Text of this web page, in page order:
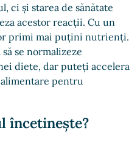
ci și starea de sănătate
acestor reacții. Cu un
primi mai puțini nutrienți.
se normalizeze
diete, dar puteți accelera
pentru
încetinește?